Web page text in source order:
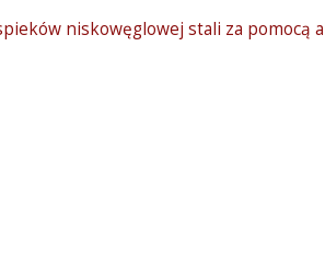
niskowęglowej stali za pomocą